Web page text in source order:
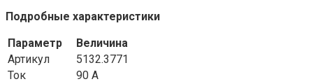
Подробные характеристики
Параметр
Величина
Артикул
5132.3771
Ток
90 А